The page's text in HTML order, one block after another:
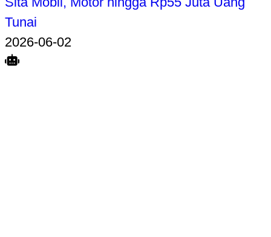
Tunai
2026-06-02